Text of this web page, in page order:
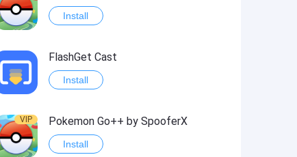
Install
FlashGet Cast
Install
VIP Pokemon Go++ by SpooferX
Install